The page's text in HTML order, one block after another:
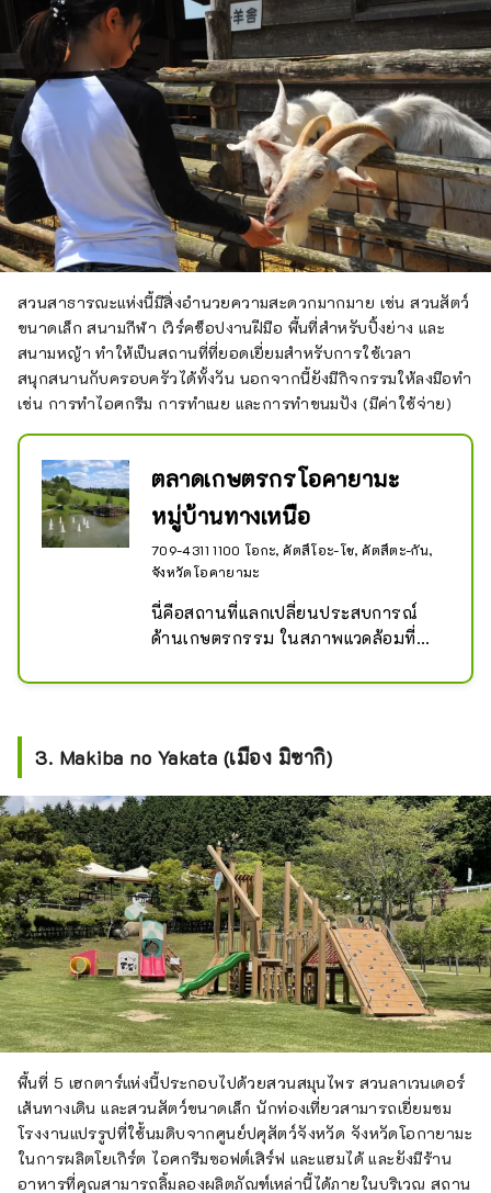
สวนสาธารณะแห่งนี้มีสิ่งอำนวยความสะดวกมากมาย เช่น สวนสัตว์
ขนาดเล็ก สนามกีฬา เวิร์คช็อปงานฝีมือ พื้นที่สำหรับปิ้งย่าง และ
สนามหญ้า ทำให้เป็นสถานที่ที่ยอดเยี่ยมสำหรับการใช้เวลา
สนุกสนานกับครอบครัวได้ทั้งวัน นอกจากนี้ยังมีกิจกรรมให้ลงมือทำ
เช่น การทำไอศกรีม การทำเนย และการทำขนมปัง (มีค่าใช้จ่าย)
ตลาดเกษตรกรโอคายามะ
หมู่บ้านทางเหนือ
709-4311 1100 โอกะ, คัตสึโอะ-โช, คัตสึตะ-กัน,
จังหวัดโอคายามะ
นี่คือสถานที่แลกเปลี่ยนประสบการณ์
ด้านเกษตรกรรม ในสภาพแวดล้อมที่
เหนือ คุณสามารถเพลิดเพลินกับ
[สวนสัตว์ลูบคลำ]
[ประสบการณ์การเก็บเกี่ยว]
บลูเบอร์รี่ สตรอเบอร์รี่ มันเทศ กีวี และ
ผักอื่นๆ
[ประสบการณ์การประมวลผล]
ไอศกรีม เชอร์เบท เนย ขนมปัง
3. Makiba no Yakata (เมือง มิซากิ)
พื้นที่ 5 เฮกตาร์แห่งนี้ประกอบไปด้วยสวนสมุนไพร สวนลาเวนเดอร์
เส้นทางเดิน และสวนสัตว์ขนาดเล็ก นักท่องเที่ยวสามารถเยี่ยมชม
โรงงานแปรรูปที่ใช้้นมดิบจากศูนย์ปศุสัตว์จังหวัด จังหวัดโอกายามะ
ในการผลิตโยเกิร์ต ไอศกรีมซอฟต์เสิร์ฟ และแฮมได้ และยังมีร้าน
อาหารที่คุณสามารถลิ้มลองผลิตภัณฑ์เหล่านี้ได้ภายในบริเวณ สถาน